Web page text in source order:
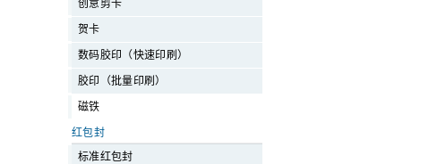
创意剪卡
贺卡
数码胶印（快速印刷）
胶印（批量印刷）
磁铁
红包封
标准红包封